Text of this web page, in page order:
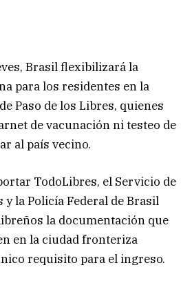
Brasil flexibilizará la
para los residentes en la
Paso de los Libres, quienes
de vacunación ni testeo de
al país vecino.
TodoLibres, el Servicio de
y la Policía Federal de Brasil
la documentación que
en la ciudad fronteriza
requisito para el ingreso.